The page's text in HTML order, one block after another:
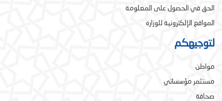
الحق في الحصول على المعلومة
المواقع الإلكترونية للوزارة
لتوجيهكم
مواطن
مستثمر مؤسساتي
صحافة